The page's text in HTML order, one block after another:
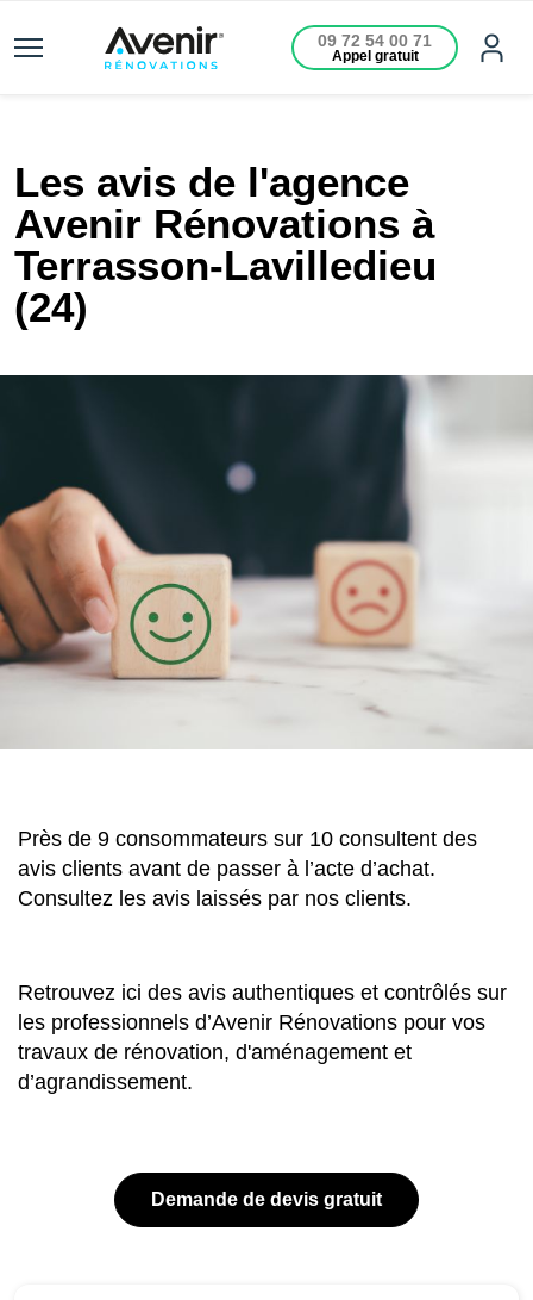
09 72 54 00 71
Appel gratuit
Les avis de l'agence
Avenir Rénovations à
Terrasson-Lavilledieu
(24)
Près de 9 consommateurs sur 10 consultent des
avis clients avant de passer à l’acte d’achat.
Consultez les avis laissés par nos clients.
Retrouvez ici des avis authentiques et contrôlés sur
les professionnels d’Avenir Rénovations pour vos
travaux de rénovation, d'aménagement et
d’agrandissement.
Demande de devis gratuit